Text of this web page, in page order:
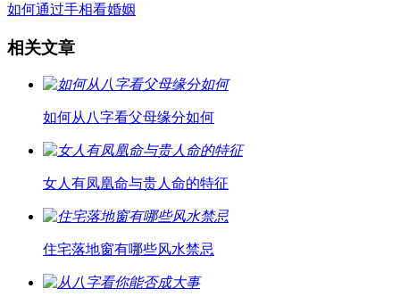
如何通过手相看婚姻
相关文章
如何从八字看父母缘分如何
女人有凤凰命与贵人命的特征
住宅落地窗有哪些风水禁忌